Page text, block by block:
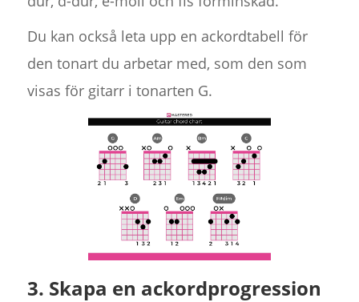
Du kan också leta upp en ackordtabell för
den tonart du arbetar med, som den som
visas för gitarr i tonarten G.
3. Skapa en ackordprogression